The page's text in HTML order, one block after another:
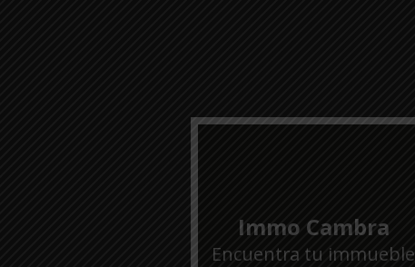
Immo Cambra
Encuentra tu immueble